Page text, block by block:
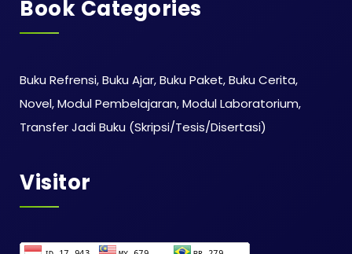
Book Categories
Buku Refrensi, Buku Ajar, Buku Paket, Buku Cerita,
Novel, Modul Pembelajaran, Modul Laboratorium,
Transfer Jadi Buku (Skripsi/Tesis/Disertasi)
Visitor